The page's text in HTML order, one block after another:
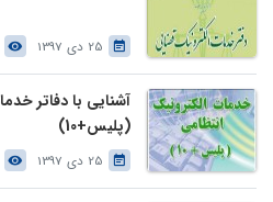
25 دی 1397
آشنایی با دفاتر
(پلیس+10)
25 دی 1397